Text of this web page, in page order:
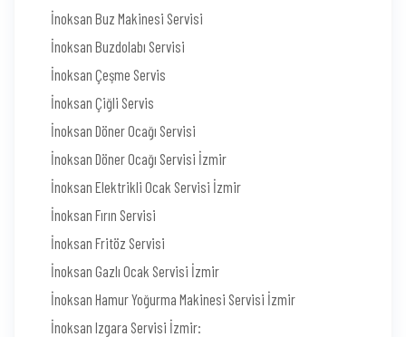
İnoksan Buz Makinesi Servisi
İnoksan Buzdolabı Servisi
İnoksan Çeşme Servis
İnoksan Çiğli Servis
İnoksan Döner Ocağı Servisi
İnoksan Döner Ocağı Servisi İzmir
İnoksan Elektrikli Ocak Servisi İzmir
İnoksan Fırın Servisi
İnoksan Fritöz Servisi
İnoksan Gazlı Ocak Servisi İzmir
İnoksan Hamur Yoğurma Makinesi Servisi İzmir
İnoksan Izgara Servisi İzmir: